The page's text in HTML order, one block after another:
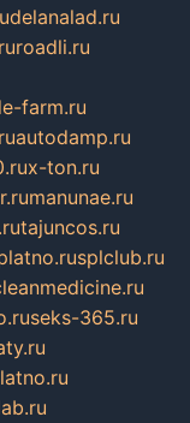
delanalad.ru
roadli.ru
farm.ru
autodamp.ru
x-ton.ru
manunae.ru
tajuncos.ru
splclub.ru
seks-365.ru